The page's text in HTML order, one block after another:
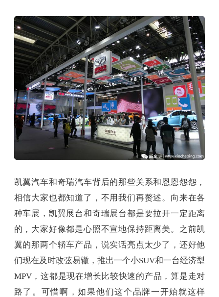
凯翼汽车和奇瑞汽车背后的那些关系和恩恩怨怨，
相信大家也都知道了，不用我们再赘述。向来在各
种车展，凯翼展台和奇瑞展台都是要拉开一定距离
的，大家好像都是心照不宣地保持距离美。之前凯
翼的那两个轿车产品，说实话亮点太少了，还好他
们现在及时改弦易辙，推出一个小SUV和一台经济型
MPV，这都是现在增长比较快速的产品，算是走对
路了。可惜啊，如果他们这个品牌一开始就这样